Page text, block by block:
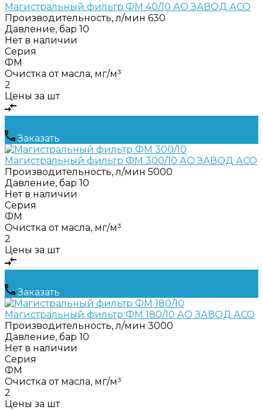
Магистральный фильтр ФМ 40/10 АО ЗАВОД АСО
Производительность, л/мин 630
Давление, бар 10
Нет в наличии
Серия
ФМ
Очистка от масла, мг/м³
2
Цены за шт
Заказать
Магистральный фильтр ФМ 300/10 АО ЗАВОД АСО
Производительность, л/мин 5000
Давление, бар 10
Нет в наличии
Серия
ФМ
Очистка от масла, мг/м³
2
Цены за шт
Заказать
Магистральный фильтр ФМ 180/10 АО ЗАВОД АСО
Производительность, л/мин 3000
Давление, бар 10
Нет в наличии
Серия
ФМ
Очистка от масла, мг/м³
2
Цены за шт